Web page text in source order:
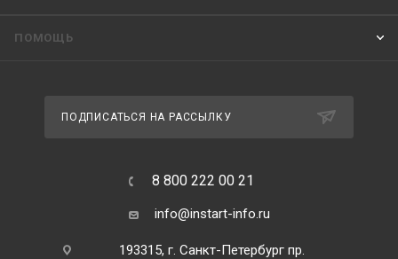
ПОМОЩЬ
ПОДПИСАТЬСЯ НА РАССЫЛКУ
8 800 222 00 21
info@instart-info.ru
193315, г. Санкт-Петербург пр.